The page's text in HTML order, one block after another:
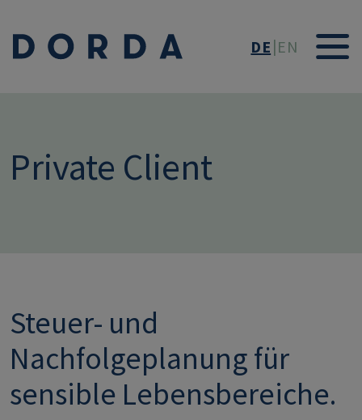
DE EN
Private Client
Steuer- und
Nachfolgeplanung für
sensible Lebensbereiche.